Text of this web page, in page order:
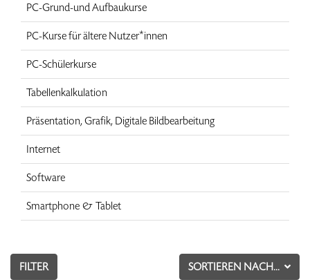
PC-Grund-und Aufbaukurse
PC-Kurse für ältere Nutzer*innen
PC-Schülerkurse
Tabellenkalkulation
Präsentation, Grafik, Digitale Bildbearbeitung
Internet
Software
Smartphone & Tablet
SORTIEREN NACH...
FILTER